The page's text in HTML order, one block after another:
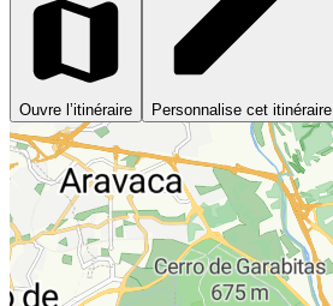
Ouvre l’itinéraire Personnalise cet itinéraire